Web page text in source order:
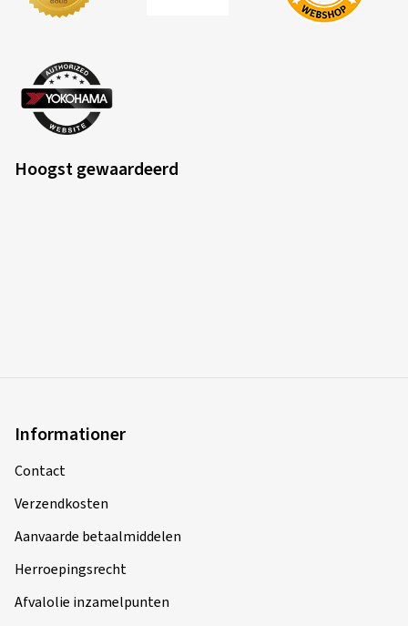
Hoogst gewaardeerd
Informationer
Contact
Verzendkosten
Aanvaarde betaalmiddelen
Herroepingsrecht
Afvalolie inzamelpunten